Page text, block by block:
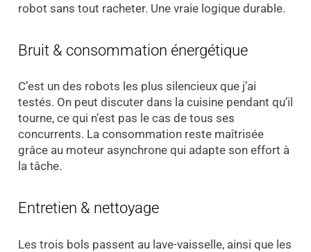
robot sans tout racheter. Une vraie logique durable.
Bruit & consommation énergétique
C’est un des robots les plus silencieux que j’ai
testés. On peut discuter dans la cuisine pendant qu’il
tourne, ce qui n’est pas le cas de tous ses
concurrents. La consommation reste maîtrisée
grâce au moteur asynchrone qui adapte son effort à
la tâche.
Entretien & nettoyage
Les trois bols passent au lave-vaisselle, ainsi que les